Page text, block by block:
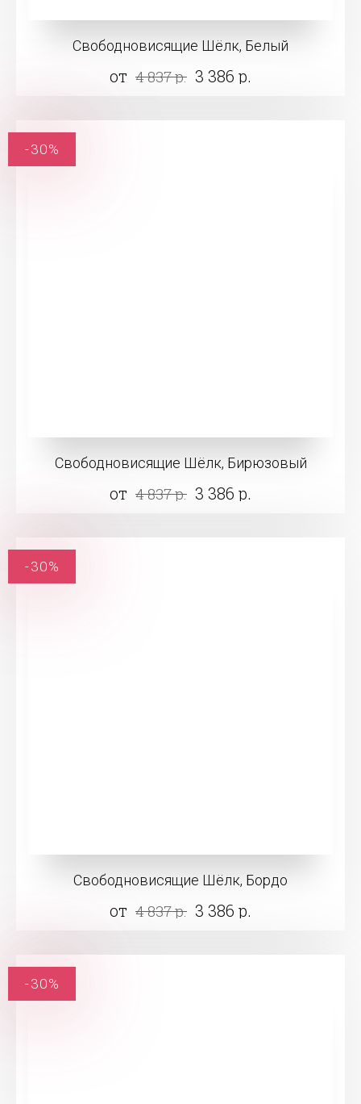
Свободновисящие Шёлк, Белый
от 4 837 р. 3 386 р.
Свободновисящие Шёлк, Бирюзовый
от 4 837 р. 3 386 р.
-30%
Свободновисящие Шёлк, Бордо
от 4 837 р. 3 386 р.
-30%
-30%